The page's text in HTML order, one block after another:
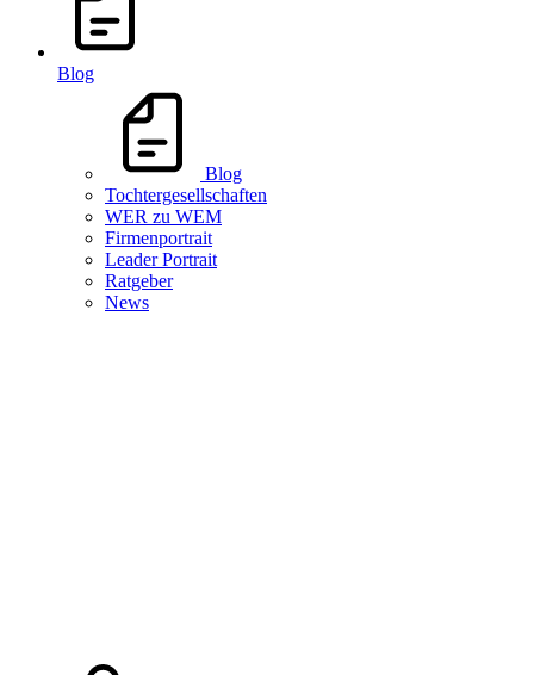
Blog
Blog
Tochtergesellschaften
WER zu WEM
Firmenportrait
Leader Portrait
Ratgeber
News